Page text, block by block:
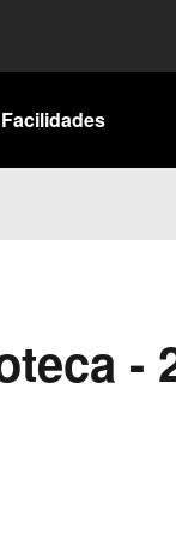
Facilidades
-